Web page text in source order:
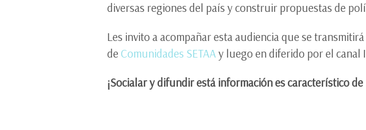
diversas regiones del país y construir propuestas de
Les invito a acompañar esta audiencia que se
deComunidades SETAAy luego en diferido por el canal
¡Socialar y difundir está información es característico de